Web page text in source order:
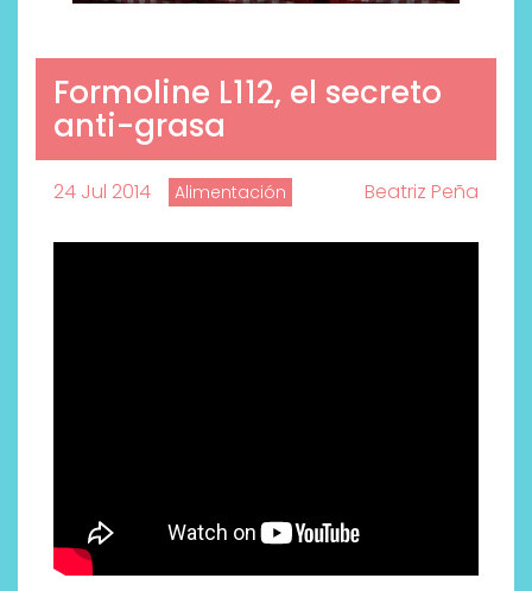
Formoline L112, el secreto
anti-grasa
24 Jul 2014 Alimentación Beatriz Peña